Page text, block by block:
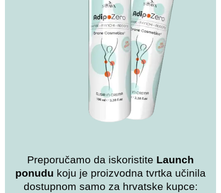
Preporučamo da iskoristite Launch
ponudu koju je proizvodna tvrtka učinila
dostupnom samo za hrvatske kupce: